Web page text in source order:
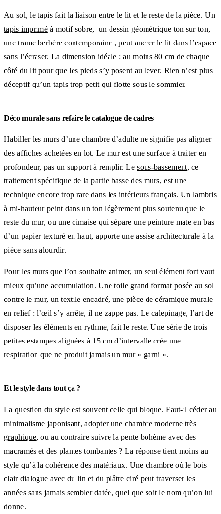
Au sol, le tapis fait la liaison entre le lit et le reste de la pièce. Un
tapis impriméà motif sobre, un dessin géométrique ton sur ton,
une trame berbère contemporaine , peut ancrer le lit dans l’espace
sans l’écraser. La dimension idéale : au moins 80 cm de chaque
côté du lit pour que les pieds s’y posent au lever. Rien n’est plus
déceptif qu’un tapis trop petit qui flotte sous le sommier.
Déco murale sans refaire le catalogue de cadres
Habiller les murs d’une chambre d’adulte ne signifie pas aligner
des affiches achetées en lot. Le mur est une surface à traiter en
profondeur, pas un support à remplir. Lesous-bassement, ce
traitement spécifique de la partie basse des murs, est une
technique encore trop rare dans les intérieurs français. Un lambris
à mi-hauteur peint dans un ton légèrement plus soutenu que le
reste du mur, ou une cimaise qui sépare une peinture mate en bas
d’un papier texturé en haut, apporte une assise architecturale à la
pièce sans alourdir.
Pour les murs que l’on souhaite animer, un seul élément fort vaut
mieux qu’une accumulation. Une toile grand format posée au sol
contre le mur, un textile encadré, une pièce de céramique murale
en relief : l’œil s’y arrête, il ne zappe pas. Le calepinage, l’art de
disposer les éléments en rythme, fait le reste. Une série de trois
petites estampes alignées à 15 cm d’intervalle crée une
respiration que ne produit jamais un mur « garni ».
Et le style dans tout ça ?
La question du style est souvent celle qui bloque. Faut-il céder au
minimalisme japonisant, adopter une chambre moderne très
graphique, ou au contraire suivre la pente bohème avec des
macramés et des plantes tombantes ? La réponse tient moins au
style qu’à la cohérence des matériaux. Une chambre où le bois
clair dialogue avec du lin et du plâtre ciré peut traverser les
années sans jamais sembler datée, quel que soit le nom qu’on lui
donne.